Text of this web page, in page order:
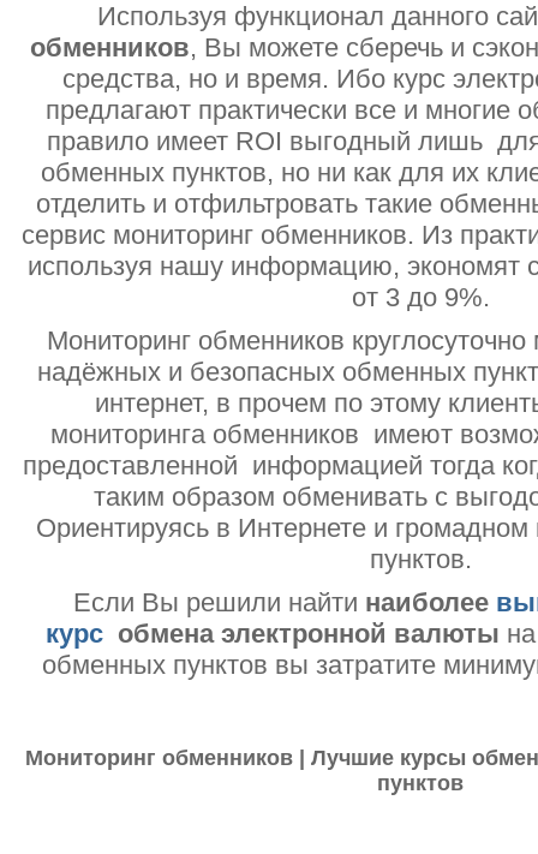
Используя функционал данного
обменников, Вы можете сберечь и
средства, но и время. Ибо курс
предлагают практически все и многие
правило имеет ROI выгодный лишь
обменных пунктов, но ни как для их
отделить и отфильтровать такие
сервис мониторинг обменников. Из
используя нашу информацию, экономят
от 3 до 9%.
Мониторинг обменников круглосуточно
надёжных и безопасных обменных
интернет, в прочем по этому
мониторинга обменников имеют
предоставленной информацией тогда
таким образом обменивать с
Ориентируясь в Интернете и
пунктов.
Если Вы решили найти наиболее
курс обмена электронной валюты
обменных пунктов вы затратите
Мониторинг обменников | Лучшие курсы
пунктов